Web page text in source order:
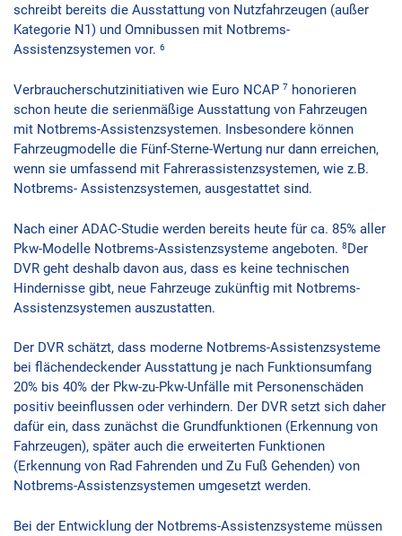
schreibt bereits die Ausstattung von Nutzfahrzeugen (außer
Kategorie N1) und Omnibussen mit Notbrems-
Assistenzsystemen vor. 6
Verbraucherschutzinitiativen wie Euro NCAP 7 honorieren
schon heute die serienmäßige Ausstattung von Fahrzeugen
mit Notbrems-Assistenzsystemen. Insbesondere können
Fahrzeugmodelle die Fünf-Sterne-Wertung nur dann erreichen,
wenn sie umfassend mit Fahrerassistenzsystemen, wie z.B.
Notbrems- Assistenzsystemen, ausgestattet sind.
Nach einer ADAC-Studie werden bereits heute für ca. 85% aller
Pkw-Modelle Notbrems-Assistenzsysteme angeboten. 8Der
DVR geht deshalb davon aus, dass es keine technischen
Hindernisse gibt, neue Fahrzeuge zukünftig mit Notbrems-
Assistenzsystemen auszustatten.
Der DVR schätzt, dass moderne Notbrems-Assistenzsysteme
bei flächendeckender Ausstattung je nach Funktionsumfang
20% bis 40% der Pkw-zu-Pkw-Unfälle mit Personenschäden
positiv beeinflussen oder verhindern. Der DVR setzt sich daher
dafür ein, dass zunächst die Grundfunktionen (Erkennung von
Fahrzeugen), später auch die erweiterten Funktionen
(Erkennung von Rad Fahrenden und Zu Fuß Gehenden) von
Notbrems-Assistenzsystemen umgesetzt werden.
Bei der Entwicklung der Notbrems-Assistenzsysteme müssen